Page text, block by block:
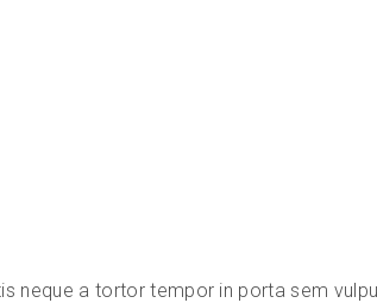
neque a tortor tempor in porta sem